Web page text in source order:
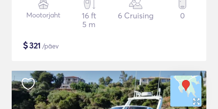
Mootorjaht
16 ft
5 m
6 Cruising 0
$321 /päev